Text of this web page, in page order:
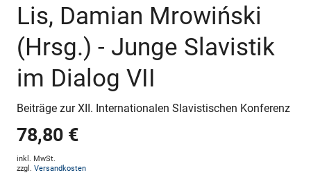
Lis, Damian Mrowiński
(Hrsg.) - Junge Slavistik
im Dialog VII
Beiträge zur XII. Internationalen Slavistischen Konferenz
78,80 €
inkl. MwSt.
zzgl. Versandkosten